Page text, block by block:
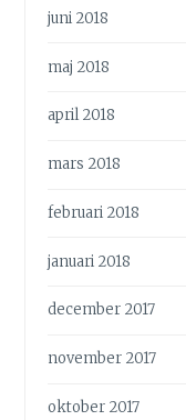
juni 2018
maj 2018
april 2018
mars 2018
februari 2018
januari 2018
december 2017
november 2017
oktober 2017